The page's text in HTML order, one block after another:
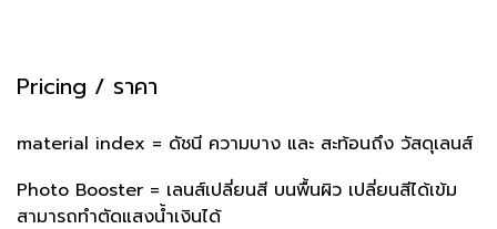
Pricing / ราคา
material index = ดัชนี ความบาง และ สะท้อนถึง วัสดุเลนส์
Photo Booster = เลนส์เปลี่ยนสี บนพื้นผิว เปลี่ยนสีได้เข้ม
สามารถทำตัดแสงน้ำเงินได้